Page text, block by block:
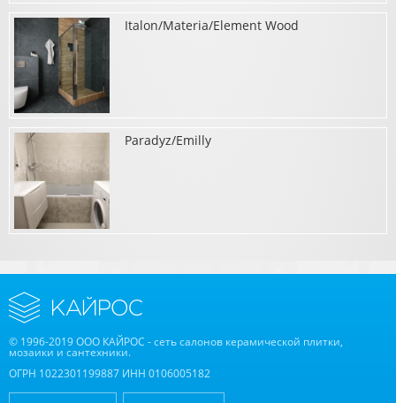
о Paradyz/Modern, Peronda Harmony/Lenos by Onset
Italon/Materia/Element Wood
о Italon/Materia/Element Wood
Paradyz/Emilly
© 1996-2019 ООО КАЙРОС - сеть салонов керамической плитки,
мозаики и сантехники.
ОГРН 1022301199887 ИНН 0106005182